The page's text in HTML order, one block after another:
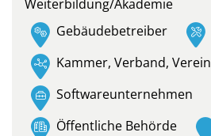
Weiterbildung/Akademie
Gebäudebetreiber
Kammer, Verband, Verein
Softwareunternehmen
Öffentliche Behörde